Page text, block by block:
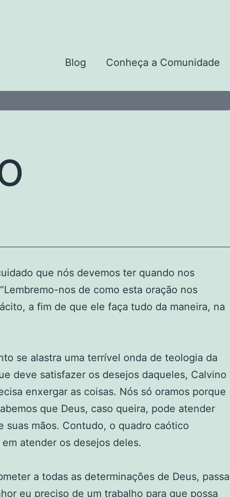
Blog Conheça a Comunidade
que nós devemos ter quando nos
nos de como esta oração nos
a fim de que ele faça tudo da maneira, na
se alastra uma terrível onda de teologia da
deve satisfazer os desejos daqueles, Calvino
enxergar as coisas. Nós só oramos porque
que Deus, caso queira, pode atender
suas mãos. Contudo, o quadro caótico
atender os desejos deles.
a todas as determinações de Deus, passa
eu preciso de um trabalho para que possa